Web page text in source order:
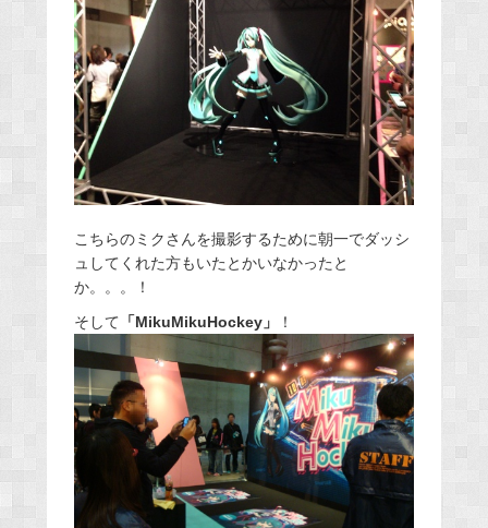
こちらのミクさんを撮影するために朝一でダッシ
ュしてくれた方もいたとかいなかったと
か。。。！
そして 「MikuMikuHockey」 ！